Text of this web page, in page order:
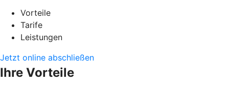
Vorteile
Tarife
Leistungen
Jetzt online abschließen
Ihre Vorteile